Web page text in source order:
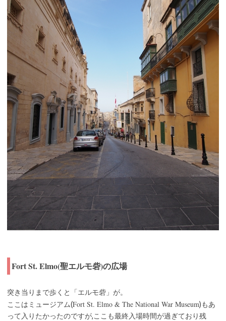
Fort St. Elmo(聖エルモ砦)の広場
突き当りまで歩くと「エルモ砦」が。
ここはミュージアム(Fort St. Elmo & The National War Museum)もあ
って入りたかったのですが,ここも最終入場時間が過ぎており残